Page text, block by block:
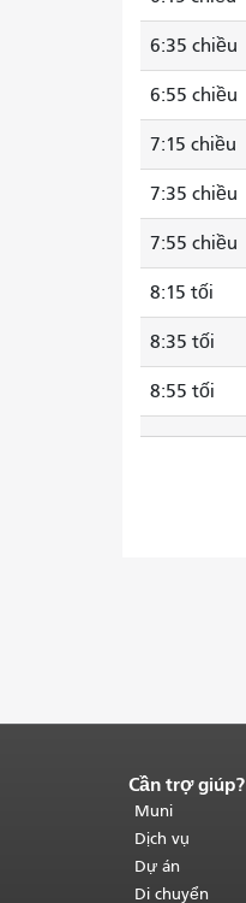
6:35 chiều
6:55 chiều
7:15 chiều
7:35 chiều
7:55 chiều
8:15 tối
8:35 tối
8:55 tối
Kết
thúc
nội
dung
trang.Phần
Cần trợ giúp?
Muni
Dịch vụ
Dự án
Di chuyển